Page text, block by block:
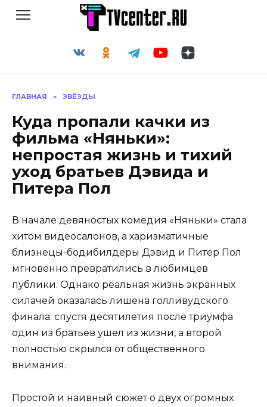
ГЛАВНАЯ » ЗВЁЗДЫ
Куда пропали качки из
фильма «Няньки»:
непростая жизнь и тихий
уход братьев Дэвида и
Питера Пол
В начале девяностых комедия «Няньки» стала
хитом видеосалонов, а харизматичные
близнецы-бодибилдеры Дэвид и Питер Пол
мгновенно превратились в любимцев
публики. Однако реальная жизнь экранных
силачей оказалась лишена голливудского
финала: спустя десятилетия после триумфа
один из братьев ушел из жизни, а второй
полностью скрылся от общественного
внимания.
Простой и наивный сюжет о двух огромных